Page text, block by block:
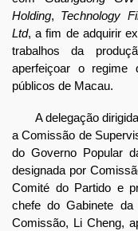
Holding, Technology
Ltd, a fim de adquirir
trabalhos da
aperfeiçoar o regime
públicos de Macau.
A delegação dirigida
a Comissão de
do Governo Popular
designada por
Comité do Partido e
chefe do Gabinete
Comissão, Li Cheng,